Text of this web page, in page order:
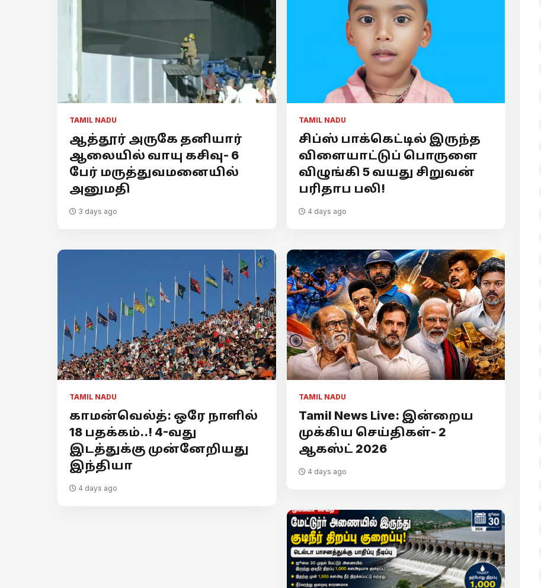
TAMIL NADU
ஆத்தூர் அருகே தனியார்
ஆலையில் வாயு கசிவு- 6
பேர் மருத்துவமனையில்
அனுமதி
3 days ago
TAMIL NADU
சிப்ஸ் பாக்கெட்டில் இருந்த
விளையாட்டுப் பொருளை
விழுங்கி 5 வயது சிறுவன்
பரிதாப பலி!
4 days ago
TAMIL NADU
காமன்வெல்த்: ஒரே நாளில்
18 பதக்கம்..! 4-வது
இடத்துக்கு முன்னேறியது
இந்தியா
4 days ago
TAMIL NADU
Tamil News Live: இன்றைய
முக்கிய செய்திகள்- 2
ஆகஸ்ட் 2026
4 days ago